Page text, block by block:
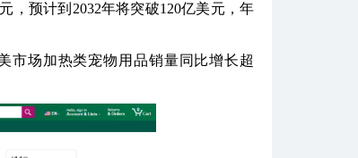
，预计到2032年将突破120亿美元，年
市场加热类宠物用品销量同比增长超